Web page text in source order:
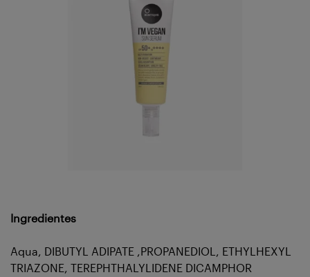
Ingredientes
Aqua, DIBUTYL ADIPATE ,PROPANEDIOL, ETHYLHEXYL
TRIAZONE, TEREPHTHALYLIDENE DICAMPHOR